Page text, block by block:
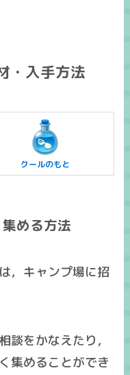
・入手方法
クールのもと
める方法
，キャンプ場に招
談をかなえたり，
集めることができ